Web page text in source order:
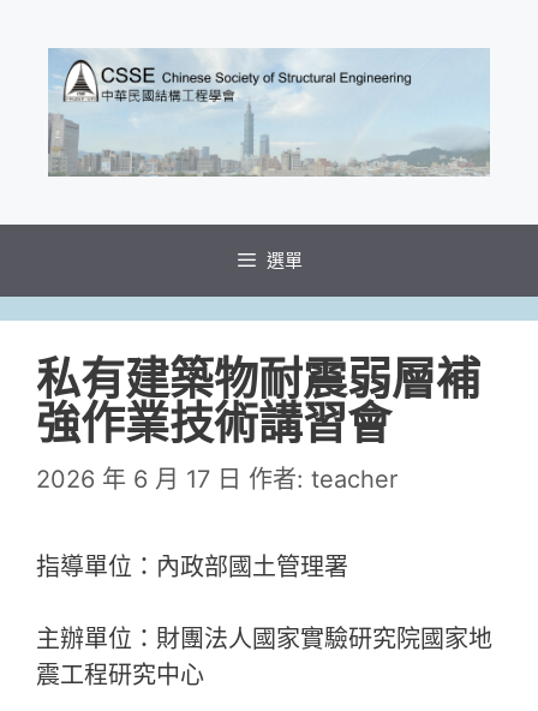
選單
私有建築物耐震弱層補
強作業技術講習會
2026 年 6 月 17 日 作者: teacher
指導單位：內政部國土管理署
主辦單位：財團法人國家實驗研究院國家地
震工程研究中心